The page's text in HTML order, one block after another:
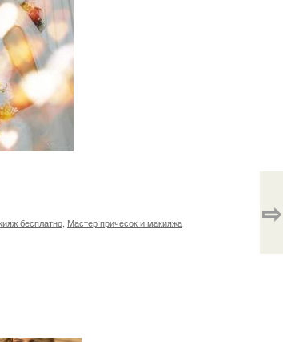
бесплатно Мастер причесок и макияжа ⇨